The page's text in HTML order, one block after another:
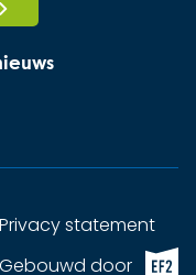
Privacy statement
Gebouwd doorEF2